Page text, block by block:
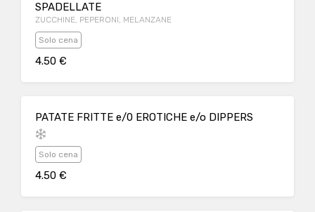
SPADELLATE
ZUCCHINE, PEPERONI, MELANZANE
Solo cena
4.50 €
PATATE FRITTE e/0 EROTICHE e/o DIPPERS
Solo cena
4.50 €